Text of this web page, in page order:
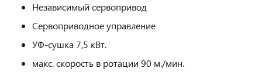
Независимый сервопривод
Сервоприводное управление
УФ-сушка 7,5 кВт.
макс. скорость в ротации 90 м./мин.